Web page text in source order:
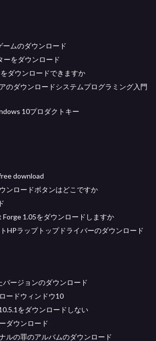
ムのダウンロード
ーをダウンロード
ダウンロードできますか
のダウンロードシステムプログラミング入門
10プロダクトキー
download
ンロードボタンはどこですか
1.05をダウンロードしますか
HPラップトップドライバーのダウンロード
ージョンのダウンロード
ードウィンドウ10
をダウンロードしない
ダウンロード
ルの罪のアルバムのダウンロード